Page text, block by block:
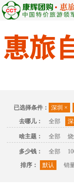
已选择条件： 深圳 ×
去哪儿：
全部 深
啥主题： 全部
多少钱： 全部
排序：
默认 销